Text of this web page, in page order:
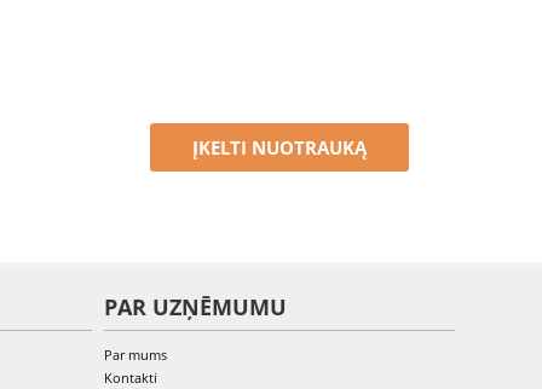
ĮKELTI NUOTRAUKĄ
PAR UZŅĒMUMU
Par mums
Kontakti